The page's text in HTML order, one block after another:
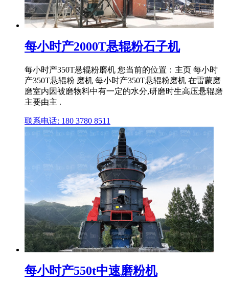
每小时产2000T悬辊粉石子机
每小时产350T悬辊粉磨机 您当前的位置：主页 每小时
产350T悬辊粉 磨机 每小时产350T悬辊粉磨机 在雷蒙磨
磨室内因被磨物料中有一定的水分,研磨时生高压悬辊磨
主要由主 .
联系电话: 180 3780 8511
每小时产550t中速磨粉机